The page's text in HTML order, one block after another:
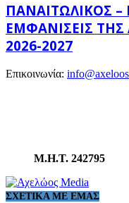
ΠΑΝΑΙΤΩΛΙΚΌΣ
ΕΜΦΑΝΊΣΕΙΣ ΤΗΣ
2026-2027
Επικοινωνία:
Μ.Η.Τ. 242795
ΣΧΕΤΙΚΆ ΜΕ ΕΜΆΣ